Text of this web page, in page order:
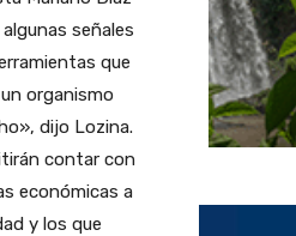
señales
que
organismo
dijo Lozina.
contar con
económicas a
y los que